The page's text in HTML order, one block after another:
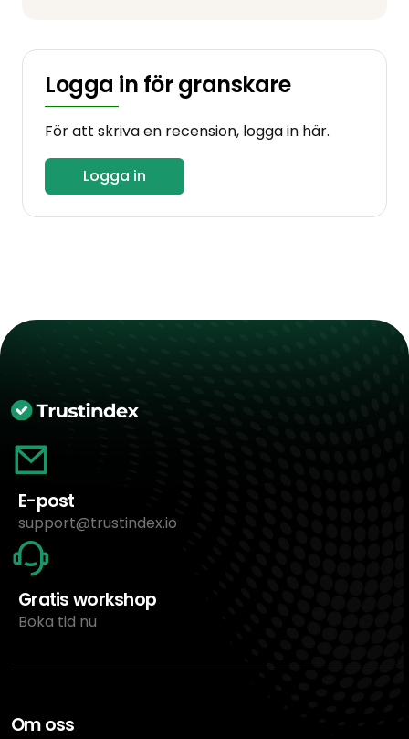
Logga in för granskare
För att skriva en recension, logga in här.
Logga in
E-post
support@trustindex.io
Gratis workshop
Boka tid nu
Om oss